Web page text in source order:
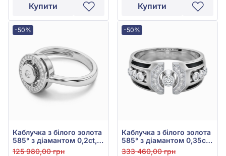
Купити Купити
-50%
Каблучка з білого золота
585° з діамантом 0,2ct,
арт. 701-923
125 980,00 грн
-50%
Каблучка з білого золота
585° з діамантом 0,35ct,
арт. 701-456
333 460,00 грн